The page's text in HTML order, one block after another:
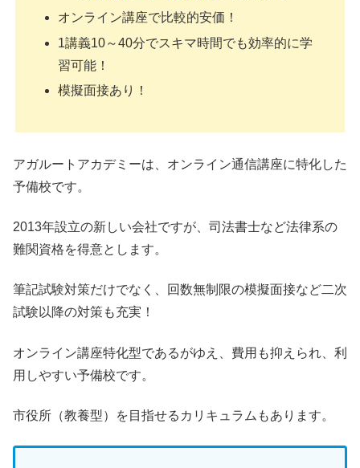
オンライン講座で比較的安価！
1講義10～40分でスキマ時間でも効率的に学
習可能！
模擬面接あり！
アガルートアカデミーは、オンライン通信講座に特化した
予備校です。
2013年設立の新しい会社ですが、司法書士など法律系の
難関資格を得意とします。
筆記試験対策だけでなく、回数無制限の模擬面接など二次
試験以降の対策も充実！
オンライン講座特化型であるがゆえ、費用も抑えられ、利
用しやすい予備校です。
市役所（教養型）を目指せるカリキュラムもあります。